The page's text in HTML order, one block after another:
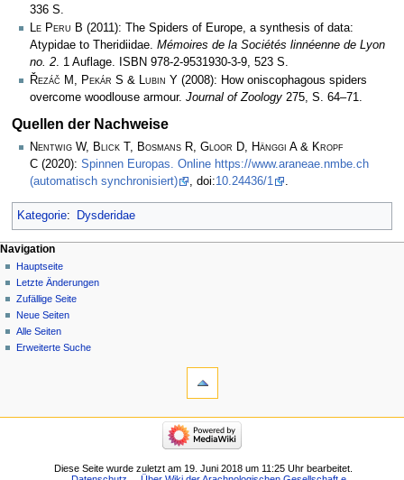
336 S.
Le Peru B (2011): The Spiders of Europe, a synthesis of data:
Atypidae to Theridiidae. Mémoires de la Sociétés linnéenne de Lyon
no. 2. 1 Auflage. ISBN 978-2-9531930-3-9, 523 S.
Řezáč M, Pekár S & Lubin Y (2008): How oniscophagous spiders
overcome woodlouse armour. Journal of Zoology 275, S. 64–71.
Quellen der Nachweise
Nentwig W, Blick T, Bosmans R, Gloor D, Hänggi A & Kropf
C (2020): Spinnen Europas. Online https://www.araneae.nmbe.ch
(automatisch synchronisiert)
, doi:10.24436/1 .
Kategorie: Dysderidae
Navigation
Hauptseite
Letzte Änderungen
Zufällige Seite
Neue Seiten
Alle Seiten
Erweiterte Suche
Diese Seite wurde zuletzt am 19. Juni 2018 um 11:25 Uhr bearbeitet.